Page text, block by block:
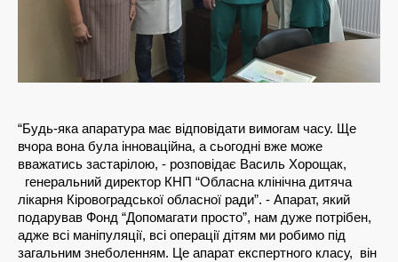
“Будь-яка апаратура має відповідати вимогам часу. Ще
вчора вона була інноваційна, а сьогодні вже може
вважатись застарілою, - розповідає Василь Хорощак,
генеральний директор КНП “Обласна клінічна дитяча
лікарня Кіровоградської обласної ради”. - Апарат, який
подарував Фонд “Допомагати просто”, нам дуже потрібен,
адже всі маніпуляції, всі операції дітям ми робимо під
загальним знеболенням. Це апарат експертного класу,  він